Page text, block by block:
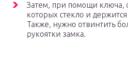
Затем, при помощи ключа,
которых стекло и
Также, нужно отвинтить
рукоятки замка.